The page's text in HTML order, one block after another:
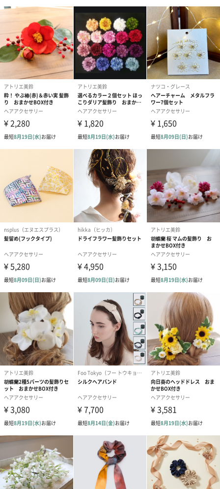
ギフトとしても大人気の「KANZASHI」シリーズです。
商品詳細情報
サイズ
約38×122mm
足部長さ
約85mm
材質
ステンレス304
重さ
原産国
約65mm×145mm×33mm
商品オプション情報
ラッピング
Aラッピングバッグ（110円） B包装紙包み＆紙袋（440円）